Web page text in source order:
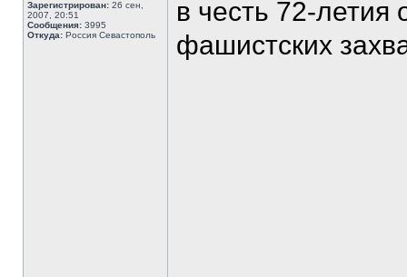
Зарегистрирован: 26 сен,
2007, 20:51
Сообщения: 3995
Откуда: Россия Севастополь
в честь 72-
фашистских